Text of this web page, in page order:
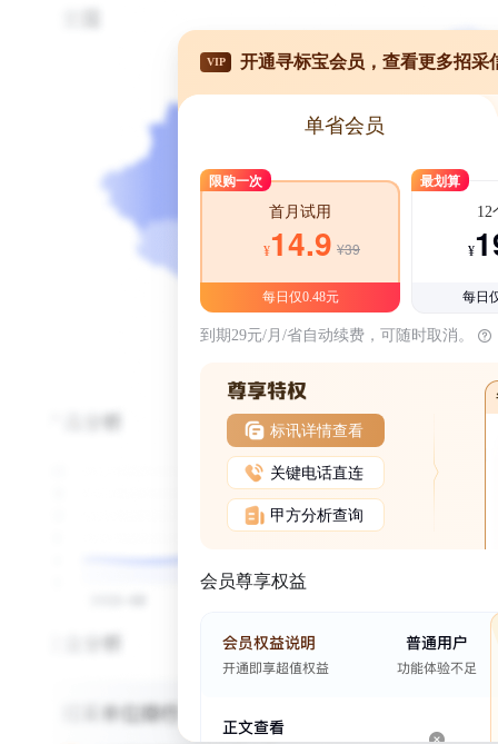
VIP 开通寻标宝会员，查看更多招采
单省会员
限购一次
首月试用
¥14.9 ¥39
每日仅0.48元
最划算
12
¥
每日
到期29元/月/省自动续费，可随时取消。
标讯详情查看
关键电话直连
甲方分析查询
会员尊享权益